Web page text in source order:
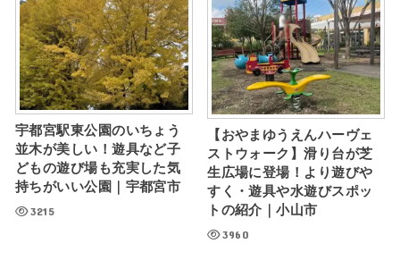
宇都宮駅東公園のいちょう
並木が美しい！遊具など子
どもの遊び場も充実した気
持ちがいい公園｜宇都宮市
3215
【おやまゆうえんハーヴェ
ストウォーク】滑り台が芝
生広場に登場！より遊びや
すく・遊具や水遊びスポッ
トの紹介｜小山市
3960